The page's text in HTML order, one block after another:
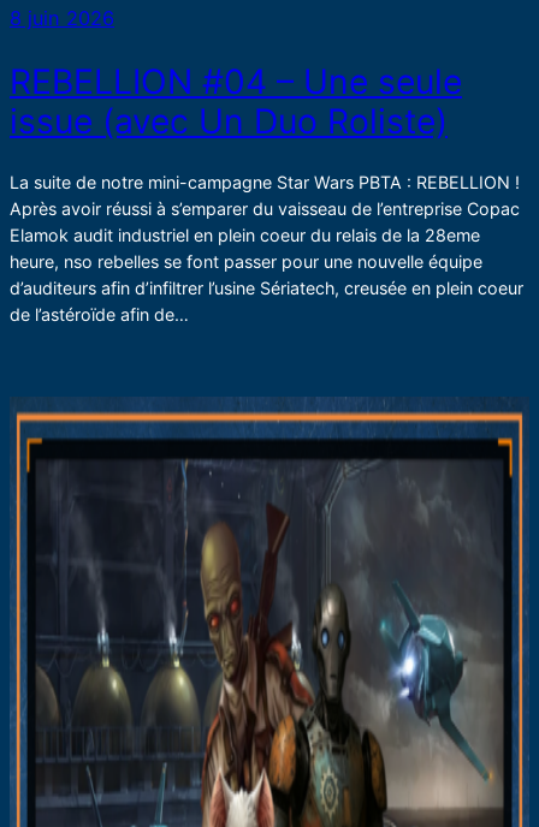
8 juin 2026
REBELLION #04 – Une seule
issue (avec Un Duo Roliste)
La suite de notre mini-campagne Star Wars PBTA : REBELLION !
Après avoir réussi à s’emparer du vaisseau de l’entreprise Copac
Elamok audit industriel en plein coeur du relais de la 28eme
heure, nso rebelles se font passer pour une nouvelle équipe
d’auditeurs afin d’infiltrer l’usine Sériatech, creusée en plein coeur
de l’astéroïde afin de…